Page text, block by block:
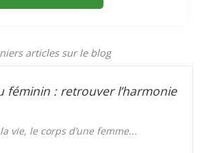
articles sur le blog
féminin : retrouver l’harmonie
vie, le corps d’une femme...